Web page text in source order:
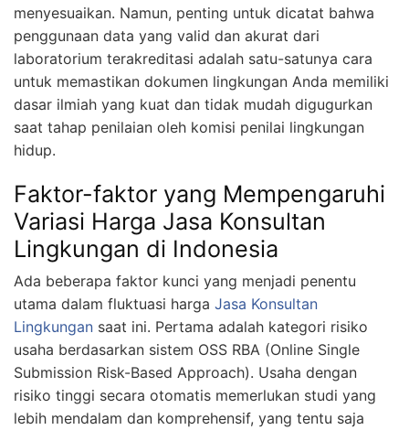
menyesuaikan. Namun, penting untuk dicatat bahwa
penggunaan data yang valid dan akurat dari
laboratorium terakreditasi adalah satu-satunya cara
untuk memastikan dokumen lingkungan Anda memiliki
dasar ilmiah yang kuat dan tidak mudah digugurkan
saat tahap penilaian oleh komisi penilai lingkungan
hidup.
Faktor-faktor yang Mempengaruhi
Variasi Harga Jasa Konsultan
Lingkungan di Indonesia
Ada beberapa faktor kunci yang menjadi penentu
utama dalam fluktuasi harga Jasa Konsultan
Lingkungan saat ini. Pertama adalah kategori risiko
usaha berdasarkan sistem OSS RBA (Online Single
Submission Risk-Based Approach). Usaha dengan
risiko tinggi secara otomatis memerlukan studi yang
lebih mendalam dan komprehensif, yang tentu saja